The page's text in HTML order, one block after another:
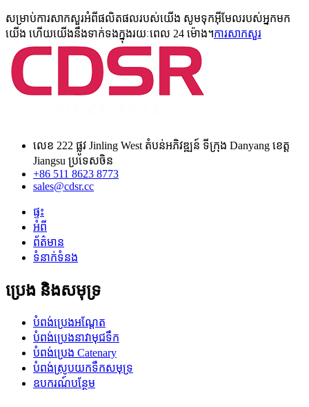
សម្រាប់ការសាកសួរអំពីផលិតផលរបស់យើង សូមទុកអ៊ីមែលរបស់អ្នកមក
យើង ហើយយើងនឹងទាក់ទងក្នុងរយៈពេល 24 ម៉ោង។ការសាកសួរ
លេខ 222 ផ្លូវ Jinling West តំបន់អភិវឌ្ឍន៍ ទីក្រុង Danyang ខេត្ត
Jiangsu ប្រទេសចិន
+86 511 8623 8773
sales@cdsr.cc
ផ្ទះ
អំពី
ព័ត៌មាន
ទំនាក់ទំនង
ប្រេង និងសមុទ្រ
បំពង់ប្រេងអណ្តែត
បំពង់ប្រេងនាវាមុជទឹក
បំពង់ប្រេង Catenary
បំពង់ស្រូបយកទឹកសមុទ្រ
ឧបករណ៍បន្ថែម